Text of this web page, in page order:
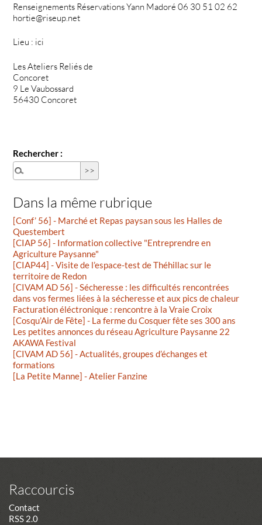
Renseignements Réservations Yann Madoré 06 30 51 02 62
hortie@riseup.net
Lieu : ici
Les Ateliers Reliés de
Concoret
9 Le Vaubossard
56430 Concoret
Rechercher :
Dans la même rubrique
[Conf’ 56] - Marché et Repas paysan sous les Halles de
Questembert
[CIAP 56] - Information collective "Entreprendre en
Agriculture Paysanne"
[CIAP44] - Visite de l’espace-test de Théhillac sur le
territoire de Redon
[CIVAM AD 56] - Sécheresse : les difficultés rencontrées
dans vos fermes liées à la sécheresse et aux pics de chaleur
Facturation éléctronique : rencontre à la Vraie Croix
[Cosqu’Air de Fête] - La ferme du Cosquer fête ses 300 ans
Les petites annonces du réseau Agriculture Paysanne 22
AKAWA Festival
[CIVAM AD 56] - Actualités, groupes d’échanges et
formations
[La Petite Manne] - Atelier Fanzine
Raccourcis
Contact
RSS 2.0